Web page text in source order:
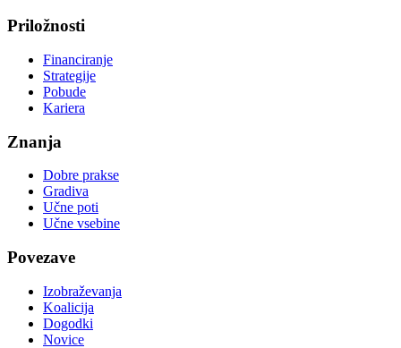
Priložnosti
Financiranje
Strategije
Pobude
Kariera
Znanja
Dobre prakse
Gradiva
Učne poti
Učne vsebine
Povezave
Izobraževanja
Koalicija
Dogodki
Novice